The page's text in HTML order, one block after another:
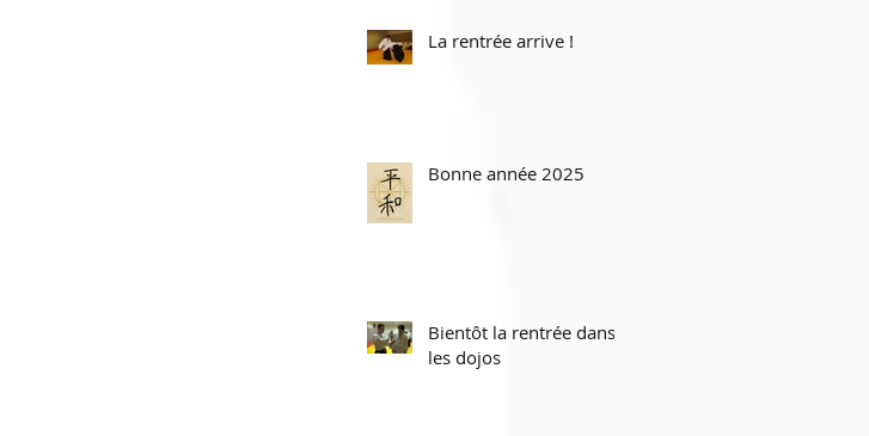
La rentrée arrive !
Bonne année 2025
Bientôt la rentrée dans
les dojos